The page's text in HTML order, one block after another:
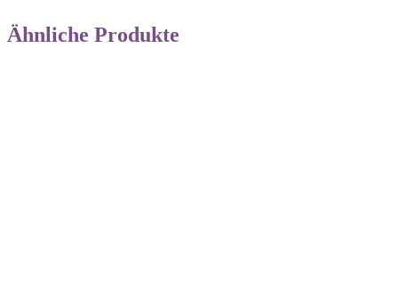
Ähnliche Produkte